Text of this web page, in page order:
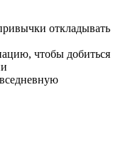
откладывать
чтобы добиться